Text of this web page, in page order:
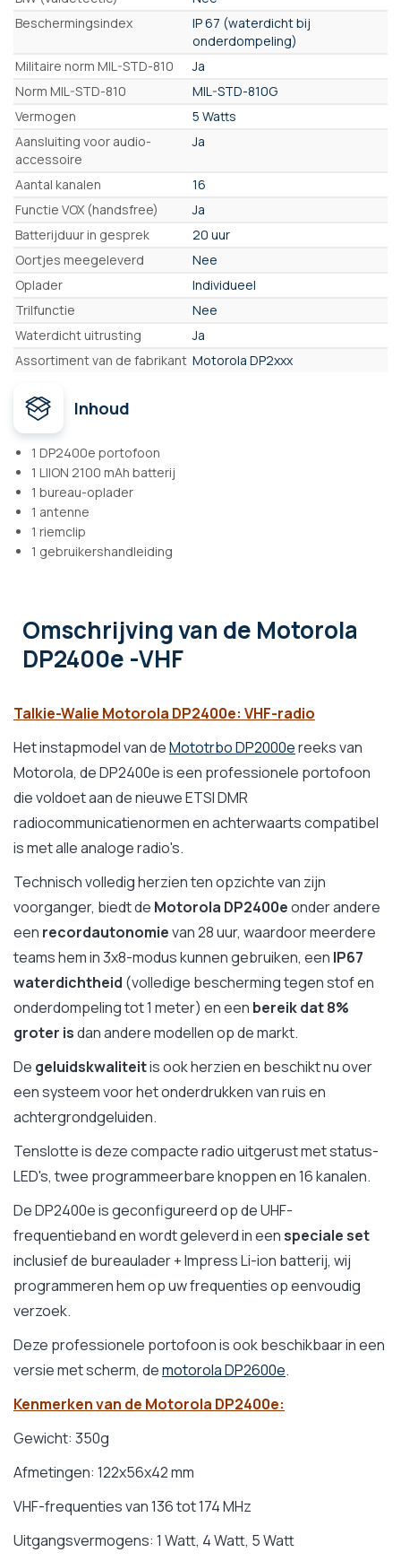
Beschermingsindex
IP 67 (waterdicht bij
onderdompeling)
Militaire norm MIL-STD-810
Ja
Norm MIL-STD-810
MIL-STD-810G
Vermogen
5 Watts
Aansluiting voor audio-
accessoire
Ja
Aantal kanalen
16
Functie VOX (handsfree)
Ja
Batterijduur in gesprek
20 uur
Oortjes meegeleverd
Nee
Oplader
Individueel
Trilfunctie
Nee
Waterdicht uitrusting
Ja
Assortiment van de fabrikant Motorola DP2xxx
Inhoud
1 DP2400e portofoon
1 LIION 2100 mAh batterij
1 bureau-oplader
1 antenne
1 riemclip
1 gebruikershandleiding
Omschrijvingvan de Motorola
DP2400e -VHF
Talkie-Walie Motorola DP2400e: VHF-radio
Het instapmodel van deMototrbo DP2000ereeks van
Motorola, de DP2400e is een professionele portofoon
die voldoet aan de nieuwe ETSI DMR
radiocommunicatienormen en achterwaarts compatibel
is met alle analoge radio's.
Technisch volledig herzien ten opzichte van zijn
voorganger, biedt de Motorola DP2400eonder andere
een recordautonomievan 28 uur, waardoor meerdere
teams hem in 3x8-modus kunnen gebruiken, een IP67
waterdichtheid (volledige bescherming tegen stof en
onderdompeling tot 1 meter) en een bereik dat 8%
groter isdan andere modellen op de markt.
De geluidskwaliteitis ook herzien en beschikt nu over
een systeem voor het onderdrukken van ruis en
achtergrondgeluiden.
Tenslotte is deze compacte radio uitgerust met status-
LED's, twee programmeerbare knoppen en 16 kanalen.
De DP2400e is geconfigureerd op de UHF-
frequentieband en wordt geleverd in eenspeciale set
inclusief de bureaulader + Impress Li-ion batterij, wij
programmeren hem op uw frequenties op eenvoudig
verzoek.
Deze professionele portofoon is ook beschikbaar in een
versie met scherm, demotorola DP2600e.
Kenmerken van de Motorola DP2400e:
Gewicht: 350g
Afmetingen: 122x56x42 mm
VHF-frequenties van 136 tot 174 MHz
Uitgangsvermogens: 1 Watt, 4 Watt, 5 Watt